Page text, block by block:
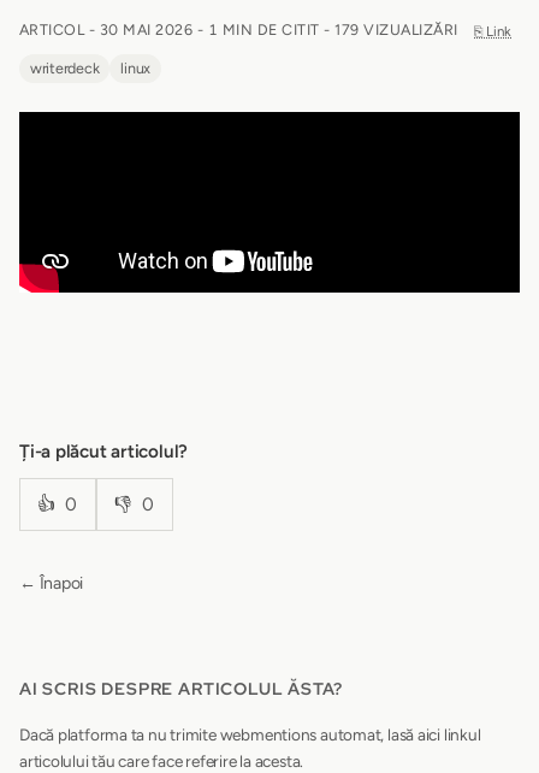
ARTICOL - 30 MAI 2026 - 1 MIN DE CITIT - 179 VIZUALIZĂRI ⎘ Link
writerdeck linux
Ți-a plăcut articolul?
👍 0 👎 0
← Înapoi
AI SCRIS DESPRE ARTICOLUL ĂSTA?
Dacă platforma ta nu trimite webmentions automat, lasă aici linkul
articolului tău care face referire la acesta.